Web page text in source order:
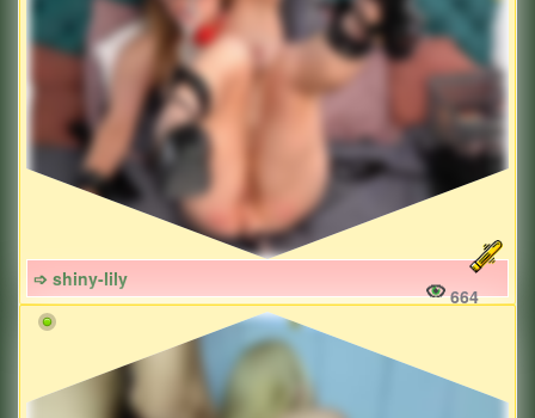
➩ shiny-lily
664